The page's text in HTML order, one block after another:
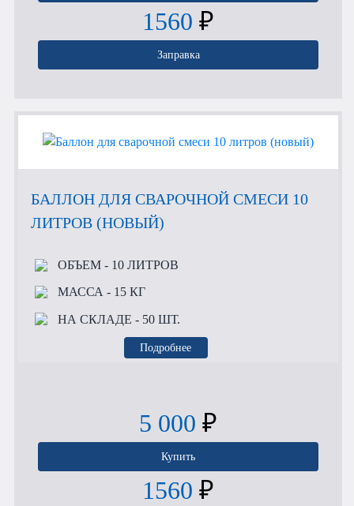
1560 ₽
Заправка
БАЛЛОН ДЛЯ СВАРОЧНОЙ СМЕСИ 10
ЛИТРОВ (НОВЫЙ)
ОБЪЕМ- 10 ЛИТРОВ
МАССА - 15 КГ
НА СКЛАДЕ - 50 ШТ.
Подробнее
5 000 ₽
Купить
1560 ₽